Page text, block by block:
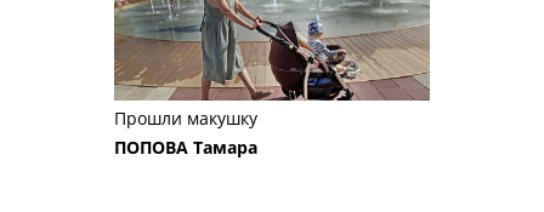
Прошли макушку
ПОПОВА Тамара